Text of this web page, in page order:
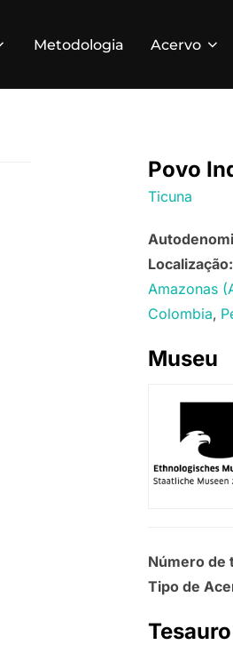
Metodologia Acervo
Povo
Ticuna
Localização:
Amazonas
Colombia
Museu
Número de
Tipo de